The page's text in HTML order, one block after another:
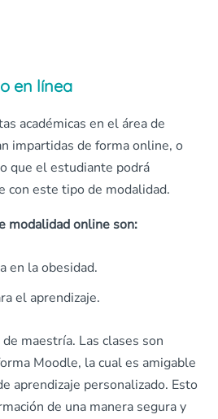
en línea
académicas en el área de
impartidas de forma online, o
que el estudiante podrá
con este tipo de modalidad.
modalidad online son:
en la obesidad.
el aprendizaje.
maestría. Las clases son
Moodle, la cual es amigable
aprendizaje personalizado. Esto
de una manera segura y